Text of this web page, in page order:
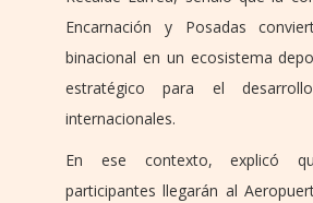
Encarnación y Posadas
binacional en un ecosistema
estratégico para el
internacionales.
En ese contexto, explicó
participantes llegarán al